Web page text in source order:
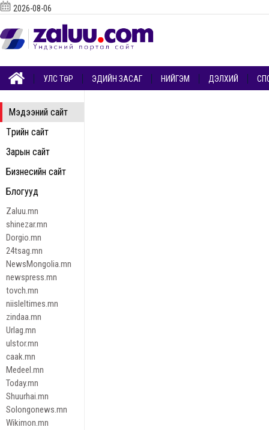
Мэдээний сайт
Төрийн сайт
Зарын сайт
Бизнесийн сайт
Блогууд
Zaluu.mn
shinezar.mn
Dorgio.mn
24tsag.mn
NewsMongolia.mn
newspress.mn
tovch.mn
niisleltimes.mn
zindaa.mn
Urlag.mn
ulstor.mn
caak.mn
Medeel.mn
Today.mn
Shuurhai.mn
Solongonews.mn
Wikimon.mn
2026-08-06
УЛС ТӨР ЭДИЙН ЗАСАГ НИЙГЭМ ДЭЛХИЙ